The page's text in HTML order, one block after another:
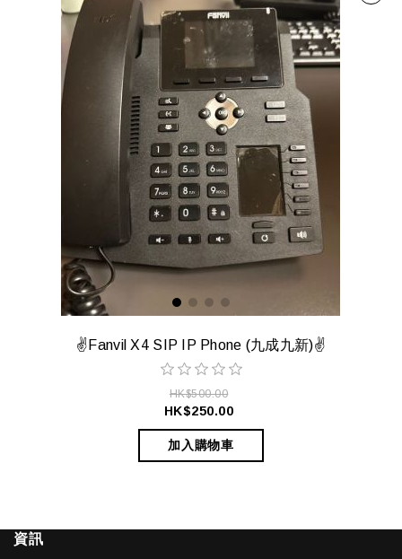
✌️Fanvil X4 SIP IP Phone (九成九新)✌️
HK$500.00
HK$250.00
加入購物車
資訊